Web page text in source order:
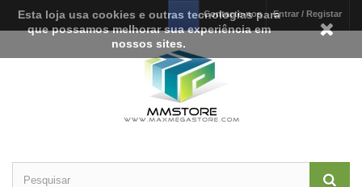
Entrar / Registar
Contacte-nos
Esta loja usa cookies e outras tecnologias para
que possamos melhorar sua experiência em
nossos sites.